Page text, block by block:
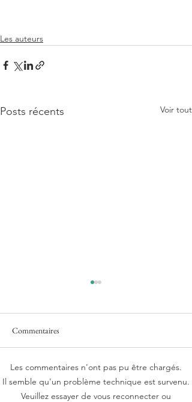
Les auteurs
Posts récents Voir tout
Jules Fournier - Mal Lunée -
Éditions Actes Sud
Commentaires
Les commentaires n'ont pas pu être chargés.
Il semble qu'un problème technique est survenu.
Veuillez essayer de vous reconnecter ou